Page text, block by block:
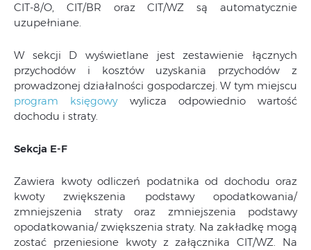
CIT-8/O, CIT/BR oraz CIT/WZ są automatycznie
uzupełniane.
W sekcji D wyświetlane jest zestawienie łącznych
przychodów i kosztów uzyskania przychodów z
prowadzonej działalności gospodarczej. W tym miejscu
program księgowywylicza odpowiednio wartość
dochodu i straty.
Sekcja E-F
Zawiera kwoty odliczeń podatnika od dochodu oraz
kwoty zwiększenia podstawy opodatkowania/
zmniejszenia straty oraz zmniejszenia podstawy
opodatkowania/ zwiększenia straty. Na zakładkę mogą
zostać przeniesione kwoty z załącznika CIT/WZ. Na